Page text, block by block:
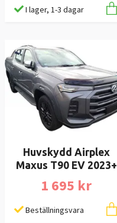
I lager, 1-3 dagar
Huvskydd Airplex
Maxus T90 EV 2023+
1 695 kr
Beställningsvara